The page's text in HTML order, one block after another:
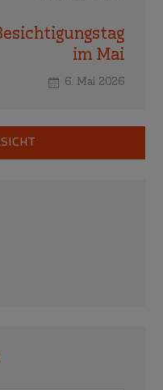
im Mai
6. Mai 2026